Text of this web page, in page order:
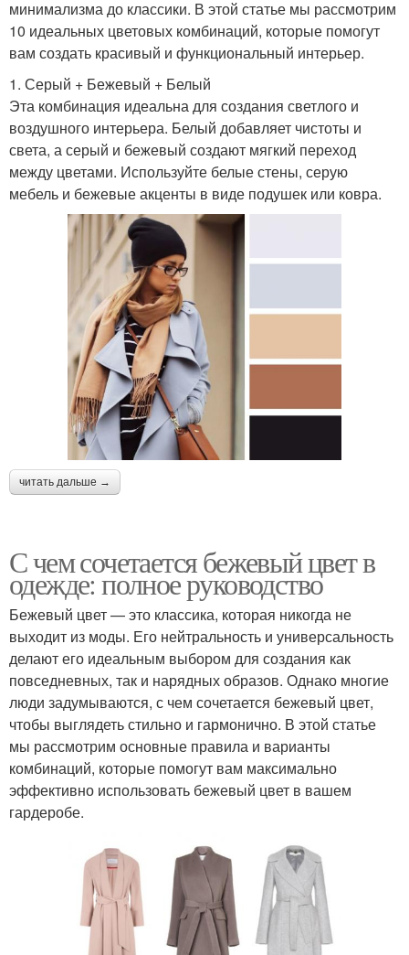
минимализма до классики. В этой статье мы рассмотрим
10 идеальных цветовых комбинаций, которые помогут
вам создать красивый и функциональный интерьер.
1. Серый + Бежевый + Белый
Эта комбинация идеальна для создания светлого и
воздушного интерьера. Белый добавляет чистоты и
света, а серый и бежевый создают мягкий переход
между цветами. Используйте белые стены, серую
мебель и бежевые акценты в виде подушек или ковра.
читать дальше →
С чем сочетается бежевый цвет в
одежде: полное руководство
Бежевый цвет — это классика, которая никогда не
выходит из моды. Его нейтральность и универсальность
делают его идеальным выбором для создания как
повседневных, так и нарядных образов. Однако многие
люди задумываются, с чем сочетается бежевый цвет,
чтобы выглядеть стильно и гармонично. В этой статье
мы рассмотрим основные правила и варианты
комбинаций, которые помогут вам максимально
эффективно использовать бежевый цвет в вашем
гардеробе.